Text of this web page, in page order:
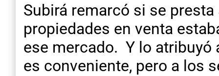
Subirá remarcó si se
propiedades en venta
ese mercado. Y lo atribuyó
es conveniente, pero a los